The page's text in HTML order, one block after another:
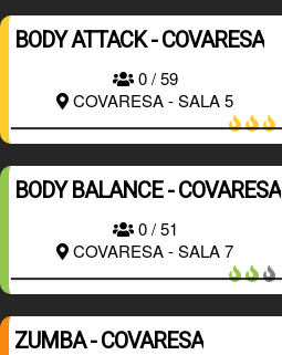
BODY ATTACK - COVARESA
0 / 59
COVARESA - SALA 5
BODY BALANCE - COVARESA
0 / 51
COVARESA - SALA 7
ZUMBA - COVARESA